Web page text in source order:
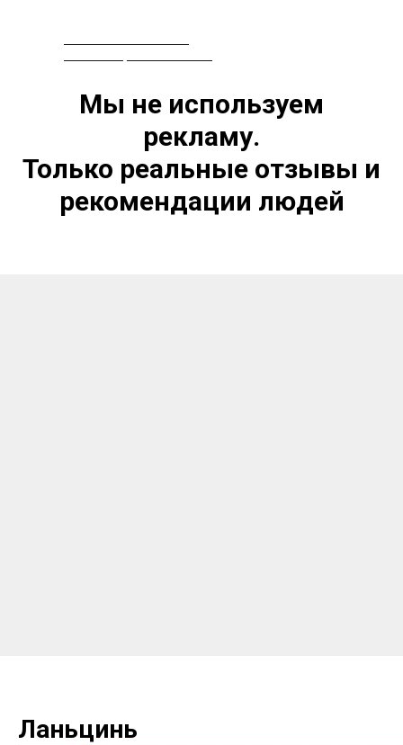
Мы не используем
рекламу.
Только реальные отзывы и
рекомендации людей
Ланьцинь